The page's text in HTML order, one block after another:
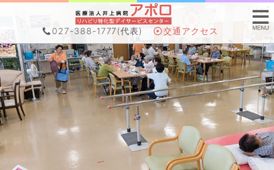
027-388-1777(代表) 交通アクセス